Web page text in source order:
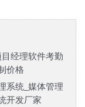
经理软件考勤
价格
系统_媒体管理
开发厂家